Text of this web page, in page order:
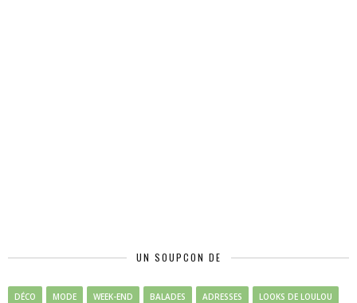
UN SOUPCON DE
DÉCO MODE WEEK-END BALADES ADRESSES LOOKS DE LOULOU